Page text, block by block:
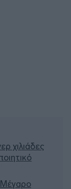
χιλιάδες
Μέγαρο